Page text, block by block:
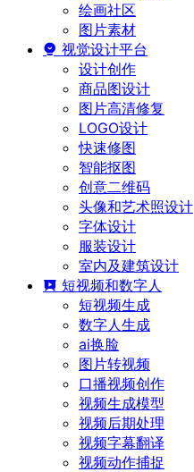
绘画社区
图片素材
视觉设计平台
设计创作
商品图设计
图片高清修复
LOGO设计
快速修图
智能抠图
创意二维码
头像和艺术照设计
字体设计
服装设计
室内及建筑设计
短视频和数字人
短视频生成
数字人生成
ai换脸
图片转视频
口播视频创作
视频生成模型
视频后期处理
视频字幕翻译
视频动作捕捉